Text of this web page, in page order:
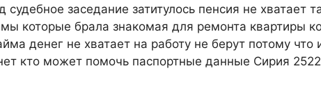
судебное заседание затитулось пенсия не хватает
которые брала знакомая для ремонта квартиры
денег не хватает на работу не берут потому
кто может помочь паспортные данные Сирия